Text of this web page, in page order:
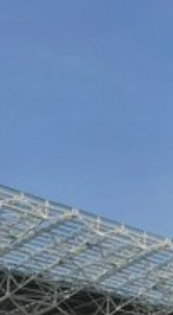
prípade
údajov,
ako aj
k
https://
Cookie,
Disable
Viac
https://
So
You Tube
Naša